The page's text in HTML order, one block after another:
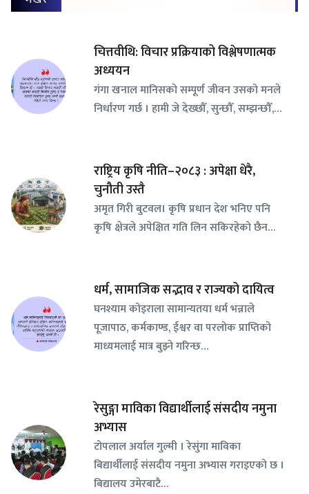
चित्तवीथि: विचार प्रक्रियाको विश्लेषणात्मक
अध्ययन
गंगा खनाल मानिसको सम्पूर्ण जीवन उसको मनले
निर्धारण गर्छ । हामी जे देख्छौँ, सुन्छौँ, सम्झन्छौँ,…
राष्ट्रिय कृषि नीति–२०८३ : अपेक्षा धेरै,
चुनौती उस्तै
अमृत गिरी बुटवल। कृषि प्रधान देश भनिए पनि
कृषि क्षेत्रले अपेक्षित गति लिन सकिरहेको छैन…
धर्म, सामाजिक सद्भाव र राज्यको दायित्व
घनश्याम कोइराला सामान्यतया धर्म भन्नाले
पूजापाठ, कर्मकाण्ड, ईश्वर वा परलोक प्राप्तिको
माध्यमलाई मात्र बुझ्ने गरिन्छ…
रेसुङ्गा माविका विद्यार्थीलाई संसदीय नमुना
अभ्यास
टोपलाल अर्याल गुल्मी । रेसुंगा माविका
बिद्यार्थीलाई संसदीय नमुना अभ्यास गराइएको छ ।
बिद्यालय उमेरबाटै…